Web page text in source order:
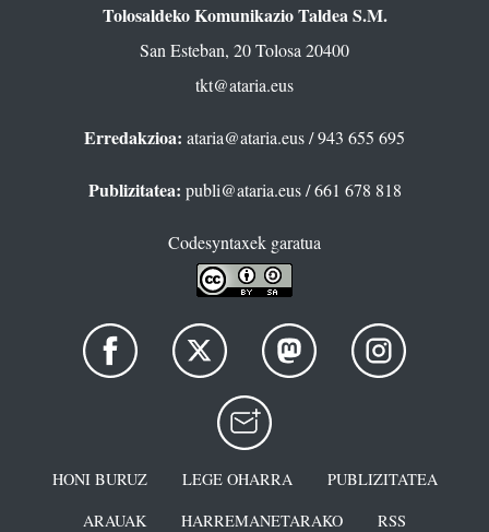
Tolosaldeko Komunikazio Taldea S.M.
San Esteban, 20 Tolosa 20400
tkt@ataria.eus
Erredakzioa: ataria@ataria.eus/ 943 655 695
Publizitatea: publi@ataria.eus/ 661 678 818
Codesyntaxek garatua
HONI BURUZ LEGE OHARRA
PUBLIZITATEA
ARAUAK
HARREMANETARAKO RSS